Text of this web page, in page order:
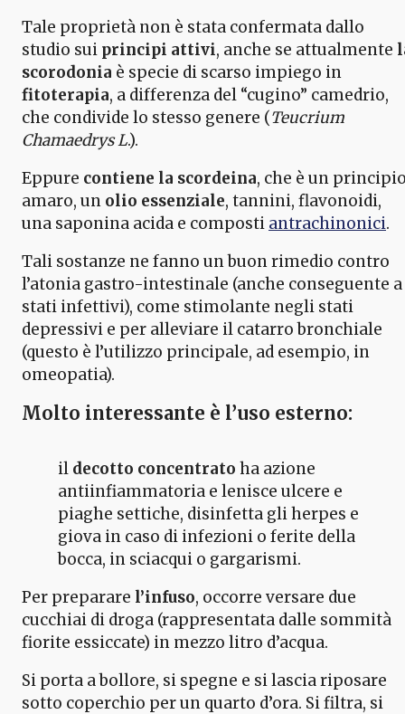
Tale proprietà non è stata confermata dallo
studio sui principi attivi, anche se attualmente
scorodonia è specie di scarso impiego in
fitoterapia, a differenza del “cugino” camedrio,
che condivide lo stesso genere (Teucrium
Chamaedrys L.).
Eppure contiene la scordeina, che è un
amaro, un olio essenziale, tannini, flavonoidi,
una saponina acida e composti antrachinonici.
Tali sostanze ne fanno un buon rimedio contro
l’atonia gastro-intestinale (anche conseguente a
stati infettivi), come stimolante negli stati
depressivi e per alleviare il catarro bronchiale
(questo è l’utilizzo principale, ad esempio, in
omeopatia).
Molto interessante è l’uso esterno:
il decotto concentrato ha azione
antiinfiammatoria e lenisce ulcere e
piaghe settiche, disinfetta gli herpes e
giova in caso di infezioni o ferite della
bocca, in sciacqui o gargarismi.
Per preparare l’infuso, occorre versare due
cucchiai di droga (rappresentata dalle sommità
fiorite essiccate) in mezzo litro d’acqua.
Si porta a bollore, si spegne e si lascia riposare
sotto coperchio per un quarto d’ora. Si filtra, si